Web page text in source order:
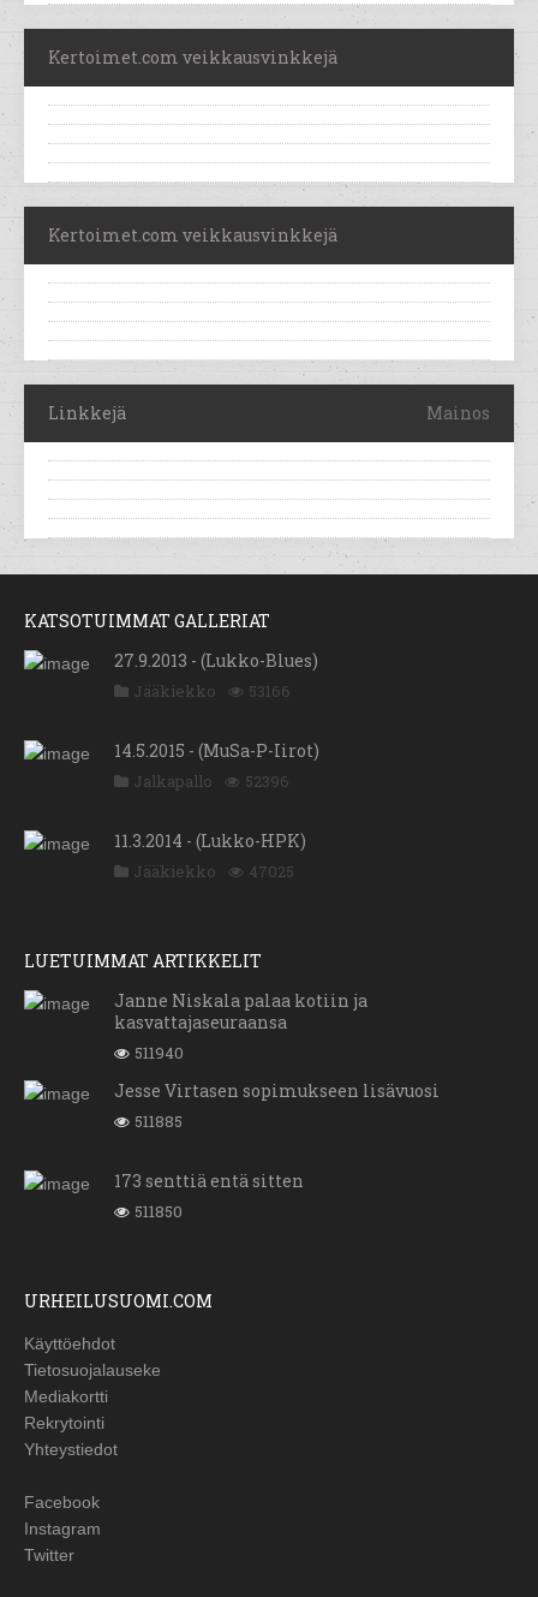
Kertoimet.com veikkausvinkkejä
Kertoimet.com veikkausvinkkejä
Linkkejä Mainos
KATSOTUIMMAT GALLERIAT
27.9.2013 - (Lukko-Blues)
Jääkiekko 53166
14.5.2015 - (MuSa-P-Iirot)
Jalkapallo 52396
11.3.2014 - (Lukko-HPK)
Jääkiekko 47025
LUETUIMMAT ARTIKKELIT
Janne Niskala palaa kotiin ja
kasvattajaseuraansa
511940
Jesse Virtasen sopimukseen lisävuosi
511885
173 senttiä entä sitten
511850
URHEILUSUOMI.COM
Käyttöehdot
Tietosuojalauseke
Mediakortti
Rekrytointi
Yhteystiedot
Facebook
Instagram
Twitter